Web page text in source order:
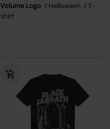
Volume Logo Helloween
T-
shirt